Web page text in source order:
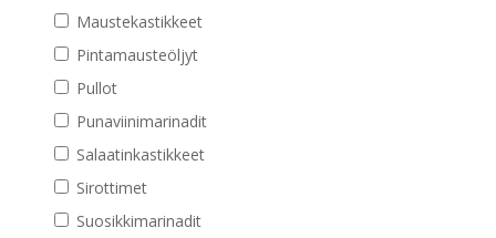
Maustekastikkeet
Pintamausteöljyt
Pullot
Punaviinimarinadit
Salaatinkastikkeet
Sirottimet
Suosikkimarinadit